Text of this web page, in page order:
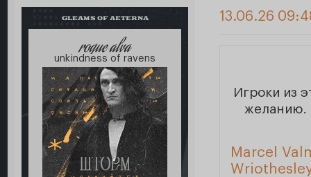
GLEAMS OF AETERNA
roque alva
unkindness of ravens
13.06.26
Игроки из
желанию.
Marcel